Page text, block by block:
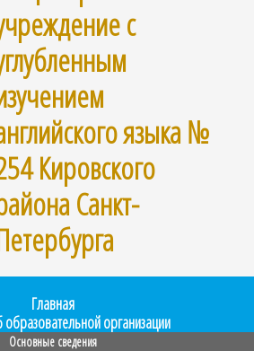
с
языка №
Кировского
Санкт-
Главная
образовательной организации
Основные сведения